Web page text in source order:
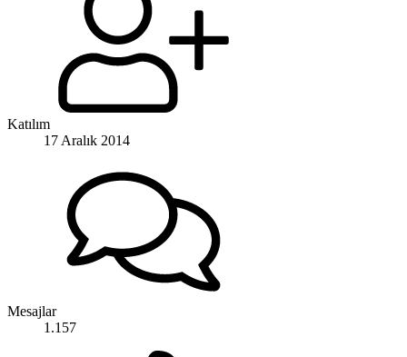
Katılım
17 Aralık 2014
Mesajlar
1.157